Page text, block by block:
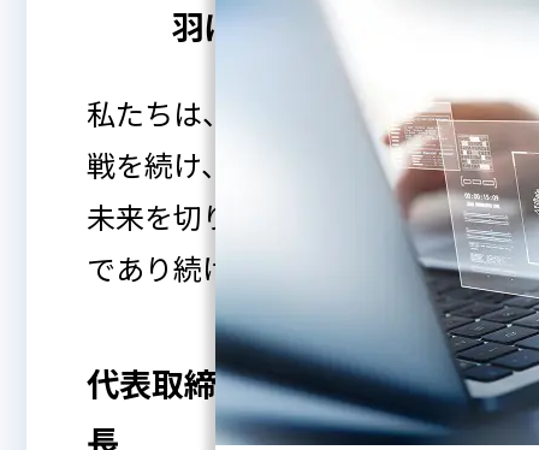
羽ばたこう！
私たちは、変化を恐れず挑
戦を続け、お客様とともに
未来を切り開いていく企業
であり続けます。
代表取締役社 渡邊 泰